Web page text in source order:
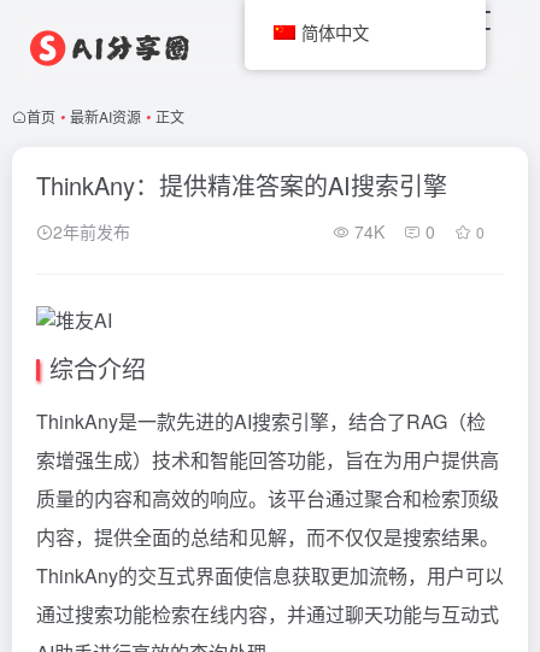
首页 • 最新AI资源 • 正文
ThinkAny：提供精准答案的AI搜索引擎
2年前发布 74K 0 0
综合介绍
ThinkAny是一款先进的AI搜索引擎，结合了RAG（检
索增强生成）技术和智能回答功能，旨在为用户提供高
质量的内容和高效的响应。该平台通过聚合和检索顶级
内容，提供全面的总结和见解，而不仅仅是搜索结果。
ThinkAny的交互式界面使信息获取更加流畅，用户可以
通过搜索功能检索在线内容，并通过聊天功能与互动式
简体中文